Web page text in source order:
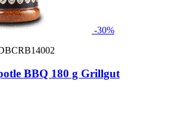
-30%
BBQ 180 g Grillgut